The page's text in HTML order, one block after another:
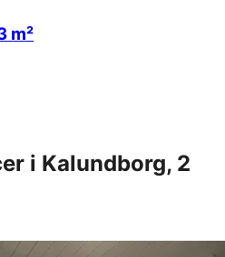
m²
i Kalundborg, 2